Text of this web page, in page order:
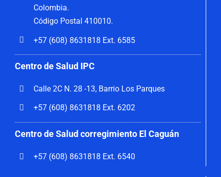
Colombia.
Código Postal 410010.
+57 (608) 8631818 Ext. 6585
Centro de Salud IPC
Calle 2C N. 28 -13, Barrio Los Parques
+57 (608) 8631818 Ext. 6202
Centro de Salud corregimiento El Caguán
+57 (608) 8631818 Ext. 6540